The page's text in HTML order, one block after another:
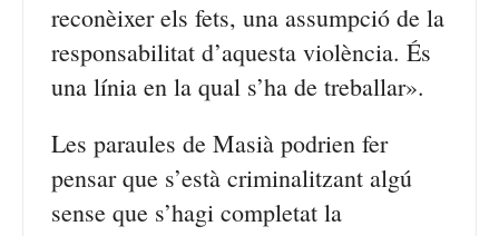
reconèixer els fets, una assumpció de la
responsabilitat d’aquesta violència. És
una línia en la qual s’ha de treballar».
Les paraules de Masià podrien fer
pensar que s’està criminalitzant algú
sense que s’hagi completat la